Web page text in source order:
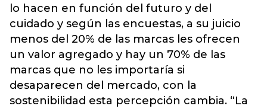
lo hacen en función del futuro y del
cuidado y según las encuestas, a su juicio
menos del 20% de las marcas les ofrecen
un valor agregado y hay un 70% de las
marcas que no les importaría si
desaparecen del mercado, con la
sostenibilidad esta percepción cambia. “La